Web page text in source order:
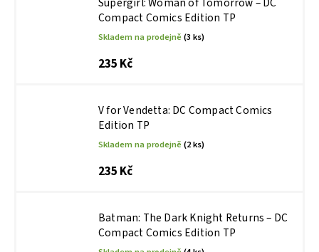
Compact Comics Edition TP
Skladem na prodejně(3 ks)
235 Kč
V for Vendetta: DC Compact Comics
Edition TP
Skladem na prodejně(2 ks)
235 Kč
Batman: The Dark Knight Returns – DC
Compact Comics Edition TP